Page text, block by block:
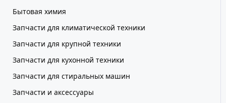
Бытовая химия
Запчасти для климатической техники
Запчасти для крупной техники
Запчасти для кухонной техники
Запчасти для стиральных машин
Запчасти и аксессуары